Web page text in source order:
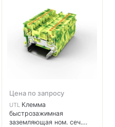
Цена по запросу
UTL Клемма
быстрозажимная
заземляющая ном. сеч.